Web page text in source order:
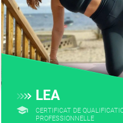
LEA
CERTIFICAT DE
PROFESSIONNELLE